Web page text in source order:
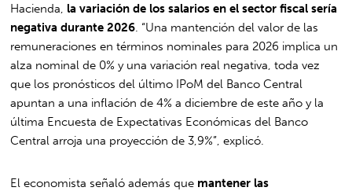
Hacienda, la variación de los salarios en el sector fiscal sería
negativa durante 2026 . “Una mantención del valor de las
remuneraciones en términos nominales para 2026 implica un
alza nominal de 0% y una variación real negativa, toda vez
que los pronósticos del último IPoM del Banco Central
apuntan a una inflación de 4% a diciembre de este año y la
última Encuesta de Expectativas Económicas del Banco
Central arroja una proyección de 3,9%”, explicó.
El economista señaló además que mantener las